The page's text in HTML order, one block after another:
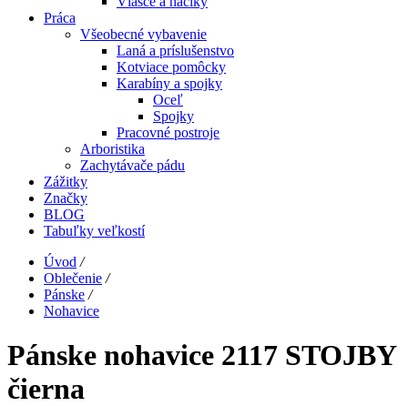
Práca
Všeobecné vybavenie
Laná a príslušenstvo
Kotviace pomôcky
Karabíny a spojky
Oceľ
Spojky
Pracovné postroje
Arboristika
Zachytávače pádu
Zážitky
Značky
BLOG
Tabuľky veľkostí
Úvod /
Oblečenie /
Pánske /
Nohavice
Pánske nohavice 2117 STOJBY
čierna